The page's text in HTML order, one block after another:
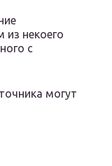
некоего
с
могут